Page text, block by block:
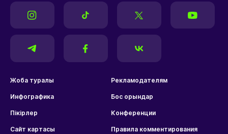
Жоба туралы Рекламодателям
Инфографика Бос орындар
Пікірлер Конференции
Сайт картасы Правила комментирования